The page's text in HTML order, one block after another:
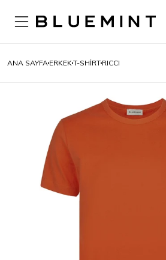
ANA SAYFA ERKEKT-SHIRT RICCI